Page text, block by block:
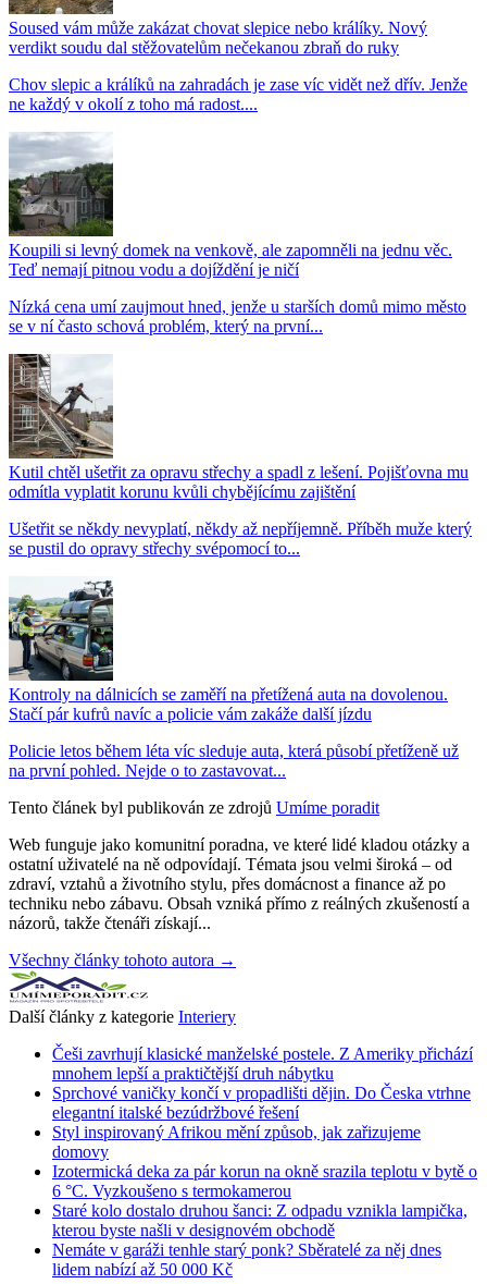
Soused vám může zakázat chovat slepice nebo králíky. Nový
verdikt soudu dal stěžovatelům nečekanou zbraň do ruky
Chov slepic a králíků na zahradách je zase víc vidět než dřív. Jenže
ne každý v okolí z toho má radost....
Koupili si levný domek na venkově, ale zapomněli na jednu věc.
Teď nemají pitnou vodu a dojíždění je ničí
Nízká cena umí zaujmout hned, jenže u starších domů mimo město
se v ní často schová problém, který na první...
Kutil chtěl ušetřit za opravu střechy a spadl z lešení. Pojišťovna mu
odmítla vyplatit korunu kvůli chybějícímu zajištění
Ušetřit se někdy nevyplatí, někdy až nepříjemně. Příběh muže který
se pustil do opravy střechy svépomocí to...
Kontroly na dálnicích se zaměří na přetížená auta na dovolenou.
Stačí pár kufrů navíc a policie vám zakáže další jízdu
Policie letos během léta víc sleduje auta, která působí přetíženě už
na první pohled. Nejde o to zastavovat...
Tento článek byl publikován ze zdrojů Umíme poradit
Web funguje jako komunitní poradna, ve které lidé kladou otázky a
ostatní uživatelé na ně odpovídají. Témata jsou velmi široká – od
zdraví, vztahů a životního stylu, přes domácnost a finance až po
techniku nebo zábavu. Obsah vzniká přímo z reálných zkušeností a
názorů, takže čtenáři získají...
Všechny články tohoto autora →
Další články z kategorie Interiery
Češi zavrhují klasické manželské postele. Z Ameriky přichází
mnohem lepší a praktičtější druh nábytku
Sprchové vaničky končí v propadlišti dějin. Do Česka vtrhne
elegantní italské bezúdržbové řešení
Styl inspirovaný Afrikou mění způsob, jak zařizujeme
domovy
Izotermická deka za pár korun na okně srazila teplotu v bytě o
6 °C. Vyzkoušeno s termokamerou
Staré kolo dostalo druhou šanci: Z odpadu vznikla lampička,
kterou byste našli v designovém obchodě
Nemáte v garáži tenhle starý ponk? Sběratelé za něj dnes
lidem nabízí až 50 000 Kč